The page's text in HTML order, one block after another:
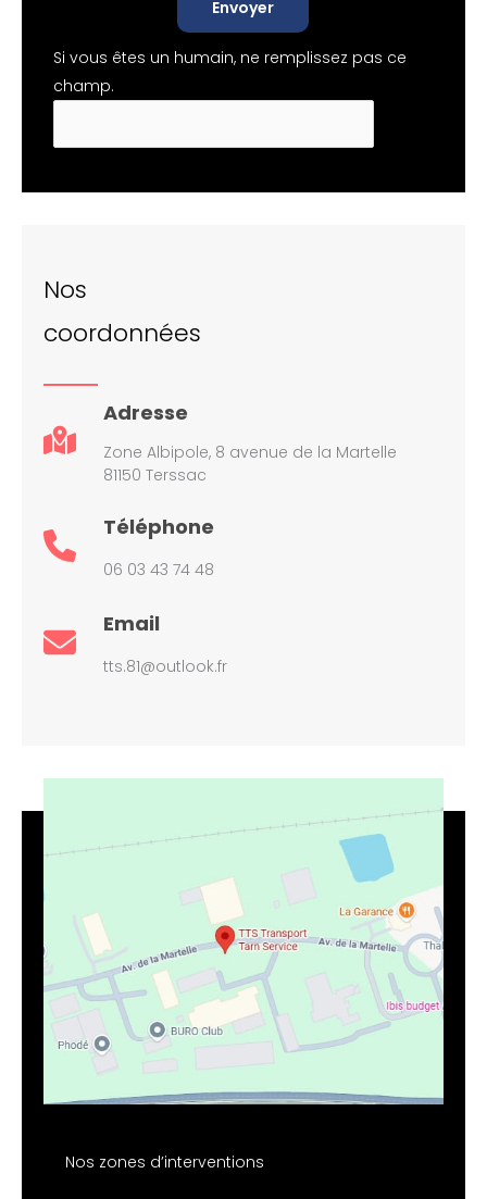
Envoyer
Si vous êtes un humain, ne remplissez pas ce
champ.
Nos
coordonnées
Adresse
Zone Albipole, 8 avenue de la Martelle
81150 Terssac
Téléphone
06 03 43 74 48
Email
tts.81@outlook.fr
Nos zones d’interventions